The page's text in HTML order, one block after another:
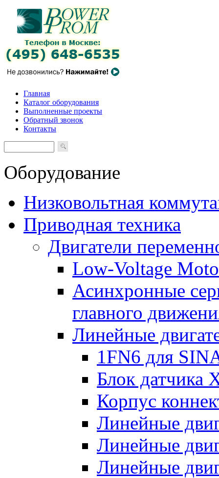
Главная
Каталог оборудования
Выполненные проекты
Обратный звонок
Контакты
Оборудование
Низковольтная
Приводная техника
Двигатели
Low-Voltage
Асинхронные
главного
Линейные
1FN6 для
Блок датчика
Корпус
Линейные
Линейные
Линейные